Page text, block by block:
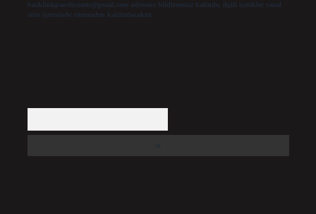
backlinkpanelicomtr@gmail.comadresine bildirmeniz halinde, ilgili içerikler yasal
süre içerisinde sitemizden kaldırılacaktır.